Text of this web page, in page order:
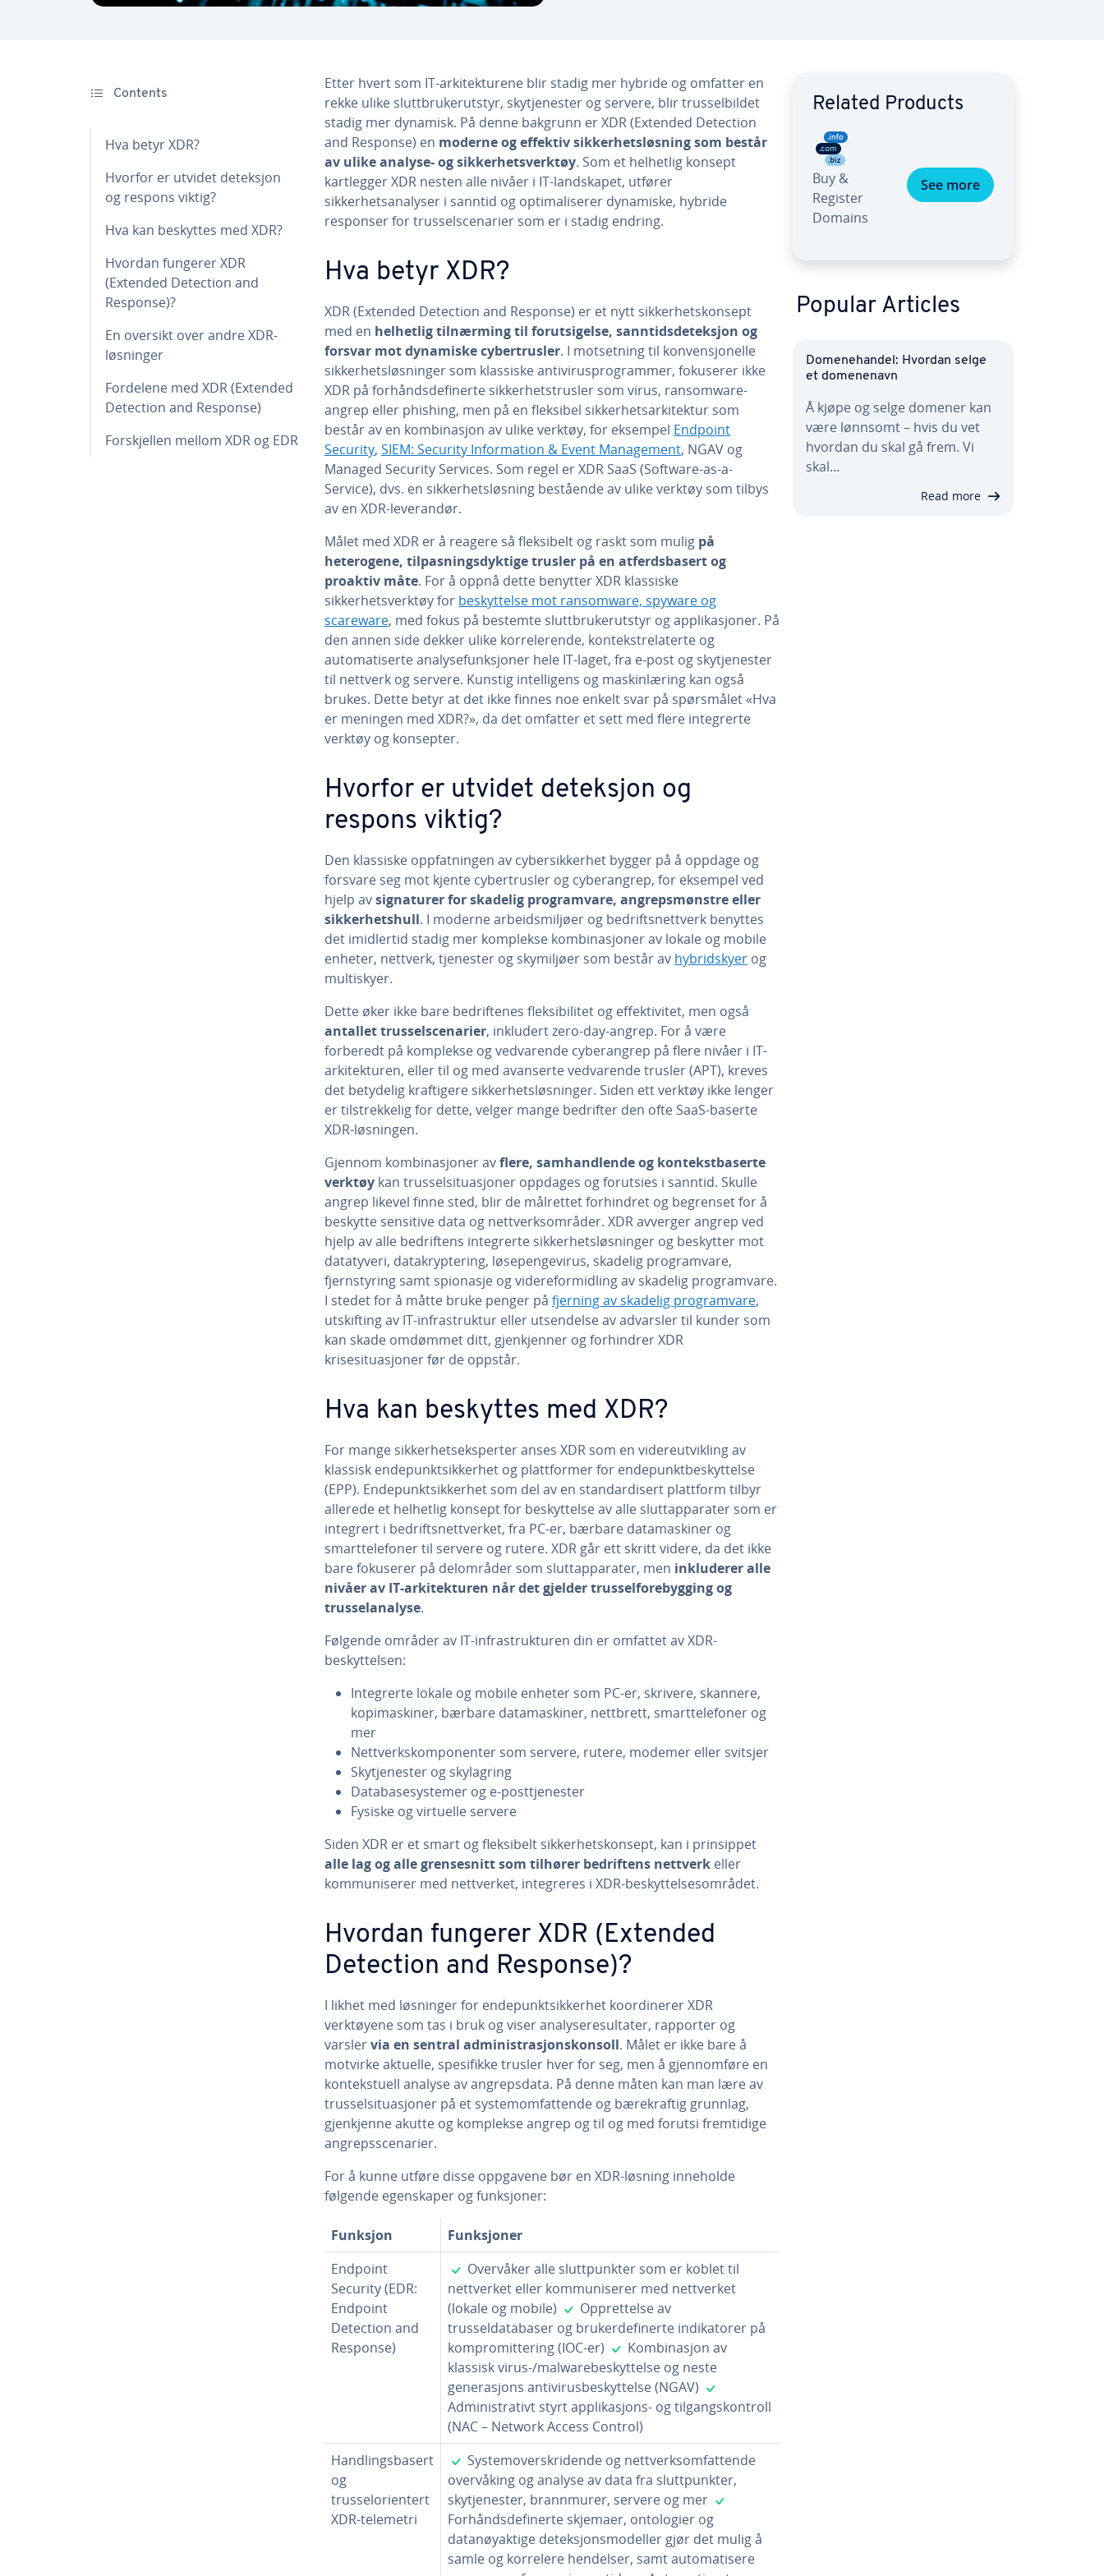
Contents
Hva betyr XDR?
Hvorfor er utvidet deteksjon
og respons viktig?
Hva kan beskyttes med XDR?
Hvordan fungerer XDR
(Extended Detection and
Response)?
En oversikt over andre XDR-
løsninger
Fordelene med XDR (Extended
Detection and Response)
Forskjellen mellom XDR og EDR
Etter hvert som IT-arkitekturene blir stadig mer hybride og omfatter en
rekke ulike sluttbrukerutstyr, skytjenester og servere, blir trusselbildet
stadig mer dynamisk. På denne bakgrunn er XDR (Extended Detection
and Response) en moderne og effektiv sikkerhetsløsning som består
av ulike analyse- og sikkerhetsverktøy. Som et helhetlig konsept
kartlegger XDR nesten alle nivåer i IT-landskapet, utfører
sikkerhetsanalyser i sanntid og optimaliserer dynamiske, hybride
responser for trusselscenarier som er i stadig endring.
Hva betyr XDR?
XDR (Extended Detection and Response) er et nytt sikkerhetskonsept
med en helhetlig tilnærming til forutsigelse, sanntidsdeteksjon og
forsvar mot dynamiske cybertrusler. I motsetning til konvensjonelle
sikkerhetsløsninger som klassiske antivirusprogrammer, fokuserer ikke
XDR på forhåndsdefinerte sikkerhetstrusler som virus, ransomware-
angrep eller phishing, men på en fleksibel sikkerhetsarkitektur som
består av en kombinasjon av ulike verktøy, for eksempel Endpoint
Security, SIEM: Security Information & Event Management, NGAV og
Managed Security Services. Som regel er XDR SaaS (Software-as-a-
Service), dvs. en sikkerhetsløsning bestående av ulike verktøy som tilbys
av en XDR-leverandør.
Målet med XDR er å reagere så fleksibelt og raskt som mulig på
heterogene, tilpasningsdyktige trusler på en atferdsbasert og
proaktiv måte. For å oppnå dette benytter XDR klassiske
sikkerhetsverktøy for beskyttelse mot ransomware, spyware og
scareware, med fokus på bestemte sluttbrukerutstyr og applikasjoner. På
den annen side dekker ulike korrelerende, kontekstrelaterte og
automatiserte analysefunksjoner hele IT-laget, fra e-post og skytjenester
til nettverk og servere. Kunstig intelligens og maskinlæring kan også
brukes. Dette betyr at det ikke finnes noe enkelt svar på spørsmålet «Hva
er meningen med XDR?», da det omfatter et sett med flere integrerte
verktøy og konsepter.
Hvorfor er utvidet deteksjon og
respons viktig?
Den klassiske oppfatningen av cybersikkerhet bygger på å oppdage og
forsvare seg mot kjente cybertrusler og cyberangrep, for eksempel ved
hjelp avsignaturer for skadelig programvare, angrepsmønstre eller
sikkerhetshull. I moderne arbeidsmiljøer og bedriftsnettverk benyttes
det imidlertid stadig mer komplekse kombinasjoner av lokale og mobile
enheter, nettverk, tjenester og skymiljøer som består av hybridskyer og
multiskyer.
Dette øker ikke bare bedriftenes fleksibilitet og effektivitet, men også
antallet trusselscenarier, inkludert zero-day-angrep. For å være
forberedt på komplekse og vedvarende cyberangrep på flere nivåer i IT-
arkitekturen, eller til og med avanserte vedvarende trusler (APT), kreves
det betydelig kraftigere sikkerhetsløsninger. Siden ett verktøy ikke lenger
er tilstrekkelig for dette, velger mange bedrifter den ofte SaaS-baserte
XDR-løsningen.
Gjennom kombinasjoner avflere, samhandlende og kontekstbaserte
verktøy kan trusselsituasjoner oppdages og forutsies i sanntid. Skulle
angrep likevel finne sted, blir de målrettet forhindret og begrenset for å
beskytte sensitive data og nettverksområder. XDR avverger angrep ved
hjelp av alle bedriftens integrerte sikkerhetsløsninger og beskytter mot
datatyveri, datakryptering, løsepengevirus, skadelig programvare,
fjernstyring samt spionasje og videreformidling av skadelig programvare.
I stedet for å måtte bruke penger på fjerning av skadelig programvare,
utskifting av IT-infrastruktur eller utsendelse av advarsler til kunder som
kan skade omdømmet ditt, gjenkjenner og forhindrer XDR
krisesituasjoner før de oppstår.
Hva kan beskyttes med XDR?
For mange sikkerhetseksperter anses XDR som en videreutvikling av
klassisk endepunktsikkerhet og plattformer for endepunktbeskyttelse
(EPP). Endepunktsikkerhet som del av en standardisert plattform tilbyr
allerede et helhetlig konsept for beskyttelse av alle sluttapparater som er
integrert i bedriftsnettverket, fra PC-er, bærbare datamaskiner og
smarttelefoner til servere og rutere. XDR går ett skritt videre, da det ikke
bare fokuserer på delområder som sluttapparater, men inkluderer alle
nivåer av IT-arkitekturen når det gjelder trusselforebygging og
trusselanalyse.
Følgende områder av IT-infrastrukturen din er omfattet av XDR-
beskyttelsen:
Integrerte lokale og mobile enheter som PC-er, skrivere, skannere,
kopimaskiner, bærbare datamaskiner, nettbrett, smarttelefoner og
mer
Nettverkskomponenter som servere, rutere, modemer eller svitsjer
Skytjenester og skylagring
Databasesystemer og e-posttjenester
Fysiske og virtuelle servere
Siden XDR er et smart og fleksibelt sikkerhetskonsept, kan i prinsippet
alle lag og alle grensesnitt som tilhører bedriftens nettverk eller
kommuniserer med nettverket, integreres i XDR-beskyttelsesområdet.
Hvordan fungerer XDR (Extended
Detection and Response)?
I likhet med løsninger for endepunktsikkerhet koordinerer XDR
verktøyene som tas i bruk og viser analyseresultater, rapporter og
varslervia en sentral administrasjonskonsoll. Målet er ikke bare å
motvirke aktuelle, spesifikke trusler hver for seg, men å gjennomføre en
kontekstuell analyse av angrepsdata. På denne måten kan man lære av
trusselsituasjoner på et systemomfattende og bærekraftig grunnlag,
gjenkjenne akutte og komplekse angrep og til og med forutsi fremtidige
angrepsscenarier.
For å kunne utføre disse oppgavene bør en XDR-løsning inneholde
følgende egenskaper og funksjoner:
Funksjon
Funksjoner
Endpoint
Security (EDR:
Endpoint
Detection and
Response)
✓
Overvåker alle sluttpunkter som er koblet til
nettverket eller kommuniserer med nettverket
(lokale og mobile)
✓
Opprettelse av
trusseldatabaser og brukerdefinerte indikatorer på
kompromittering (IOC-er)
✓
Kombinasjon av
klassisk virus-/malwarebeskyttelse og neste
generasjons antivirusbeskyttelse (NGAV)
Administrativt styrt applikasjons- og tilgangskontroll
(NAC – Network Access Control)
Handlingsbasert
og
trusselorientert
XDR-telemetri
✓
Systemoverskridende og nettverksomfattende
overvåking og analyse av data fra sluttpunkter,
skytjenester, brannmurer, servere og mer
Forhåndsdefinerte skjemaer, ontologier og
datanøyaktige deteksjonsmodeller gjør det mulig å
samle og korrelere hendelser, samt automatisere
Related Products
Buy &
Register
Domains
See more
Popular Articles
Domenehandel: Hvordan selge
et domenenavn
Å kjøpe og selge domener kan
være lønnsomt – hvis du vet
hvordan du skal gå frem. Vi
skal…
Read more